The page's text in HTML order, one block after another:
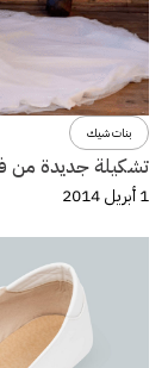
بنات شيك
تشكيلة جديدة من
1 أبريل 2014